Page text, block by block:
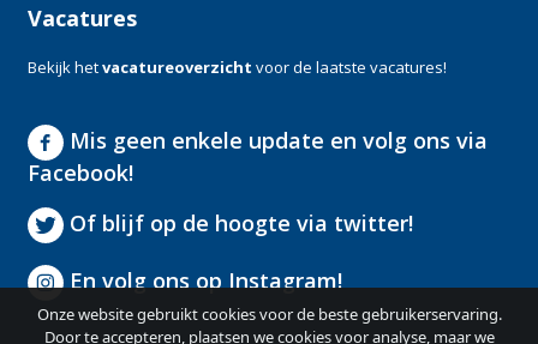
Vacatures
Bekijk hetvacatureoverzicht voor de laatste vacatures!
Mis geen enkele update en volg ons via
Facebook!
Of blijf op de hoogte via twitter!
En volg ons op Instagram!
Onze website gebruikt cookies voor de beste gebruikerservaring.
Door te accepteren, plaatsen we cookies voor analyse, maar we